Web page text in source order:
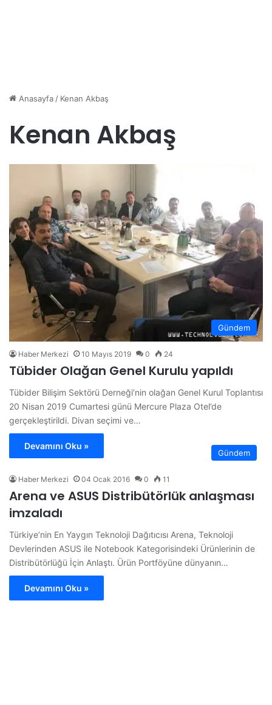
Anasayfa/ Kenan Akbaş
Kenan Akbaş
Gündem
Haber Merkezi 10 Mayıs 2019 0 24
Tübider Olağan Genel Kurulu yapıldı
Tübider Bilişim Sektörü Derneği’nin olağan Genel Kurul Toplantısı
20 Nisan 2019 Cumartesi günü Mercure Plaza Otel’de
gerçekleştirildi. Divan seçimi ve…
Devamını Oku »
Gündem
Haber Merkezi 04 Ocak 2016 0 11
Arena ve ASUS Distribütörlük anlaşması
imzaladı
Türkiye’nin En Yaygın Teknoloji Dağıtıcısı Arena, Teknoloji
Devlerinden ASUS ile Notebook Kategorisindeki Ürünlerinin de
Distribütörlüğü İçin Anlaştı. Ürün Portföyüne dünyanın…
Devamını Oku »